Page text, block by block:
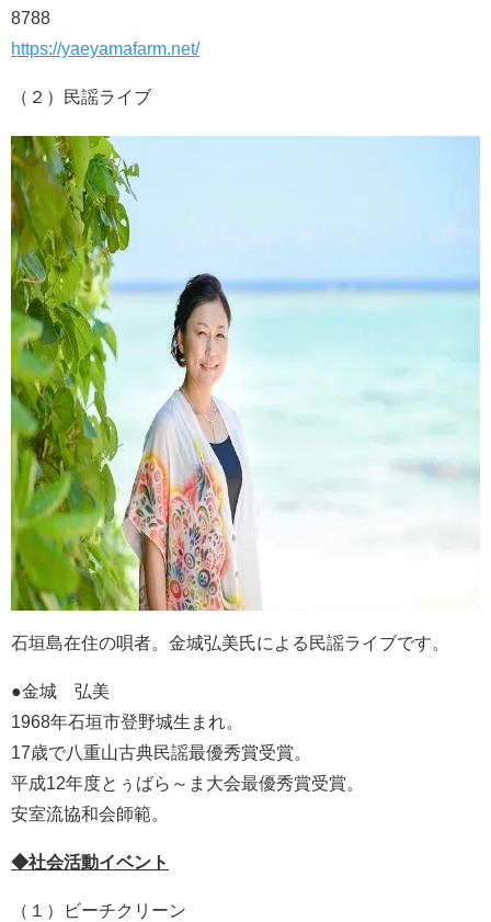
8788
https://yaeyamafarm.net/
（２）民謡ライブ
石垣島在住の唄者。金城弘美氏による民謡ライブです。
●金城 弘美
1968年石垣市登野城生まれ。
17歳で八重山古典民謡最優秀賞受賞。
平成12年度とぅばら～ま大会最優秀賞受賞。
安室流協和会師範。
◆社会活動イベント
（１）ビーチクリーン